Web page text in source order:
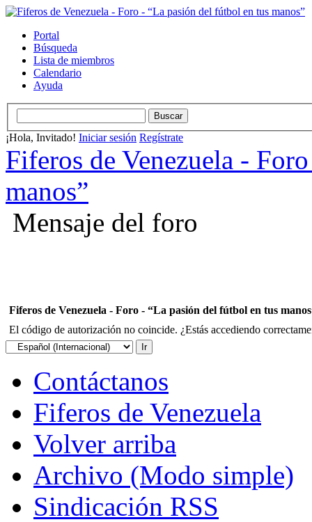
Portal
Búsqueda
Lista de miembros
Calendario
Ayuda
¡Hola, Invitado! Iniciar sesión Regístrate
Fiferos de Venezuela -
manos”
Mensaje del foro
Fiferos de Venezuela - Foro - “La pasión del fútbol en tus
El código de autorización no coincide. ¿Estás accediendo
Contáctanos
Fiferos de Venezuela
Volver arriba
Archivo (Modo simple)
Sindicación RSS